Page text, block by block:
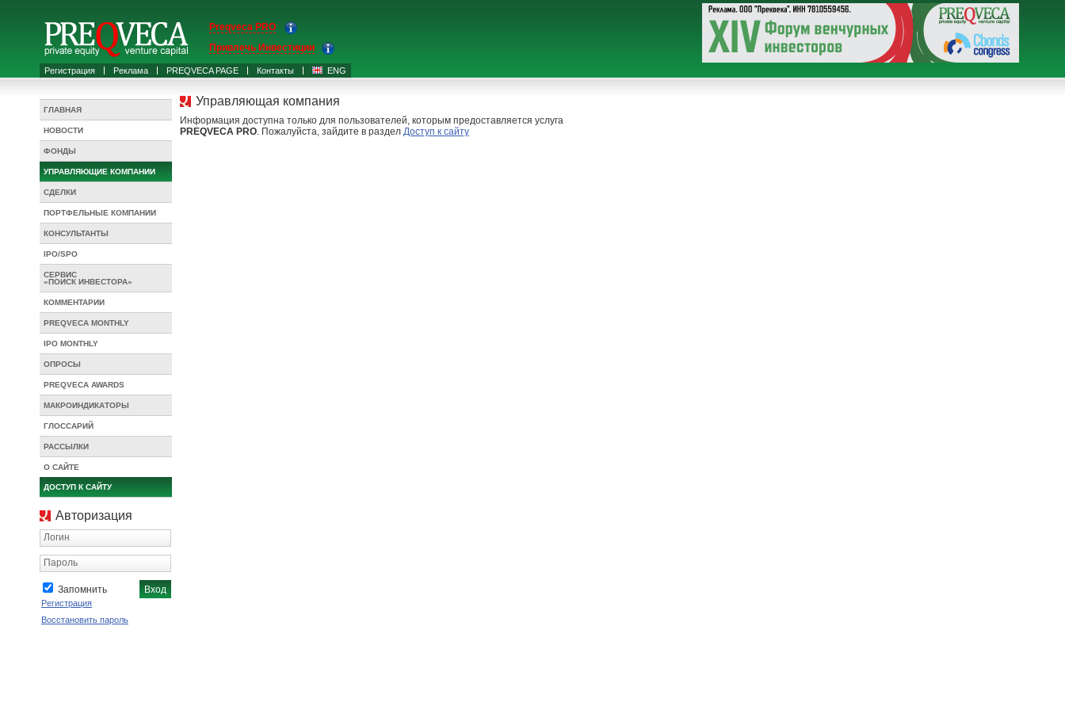
Регистрация Реклама PREQVECA PAGE Контакты ENG
Preqveca PRO
Привлечь Инвестиции
ГЛАВНАЯ
НОВОСТИ
ФОНДЫ
УПРАВЛЯЮЩИЕ КОМПАНИИ
СДЕЛКИ
ПОРТФЕЛЬНЫЕ КОМПАНИИ
КОНСУЛЬТАНТЫ
IPO/SPO
СЕРВИС
«ПОИСК ИНВЕСТОРА»
КОММЕНТАРИИ
PREQVECA MONTHLY
IPO MONTHLY
ОПРОСЫ
PREQVECA AWARDS
МАКРОИНДИКАТОРЫ
ГЛОССАРИЙ
РАССЫЛКИ
О САЙТЕ
ДОСТУП К САЙТУ
Авторизация
Логин
Пароль
Запомнить
Регистрация
Восстановить пароль
Управляющая компания
Информация доступна только для пользователей, которым предоставляется услуга
PREQVECA PRO. Пожалуйста, зайдите в раздел Доступ к сайту